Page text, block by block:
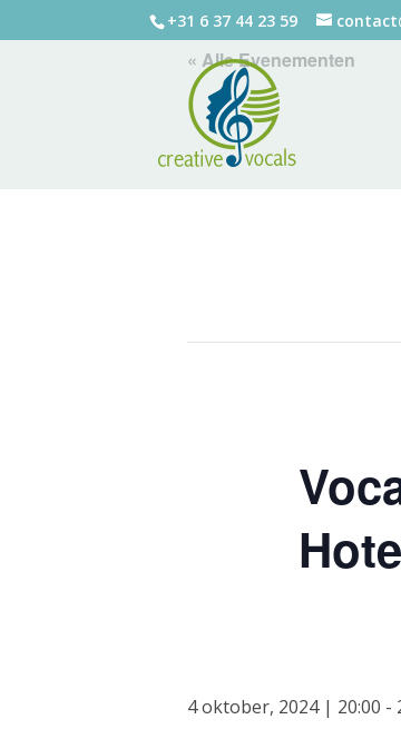
+31 6 37 44 23 59
« Alle Evenementen
4 oktober, 2024 | 20:00 -